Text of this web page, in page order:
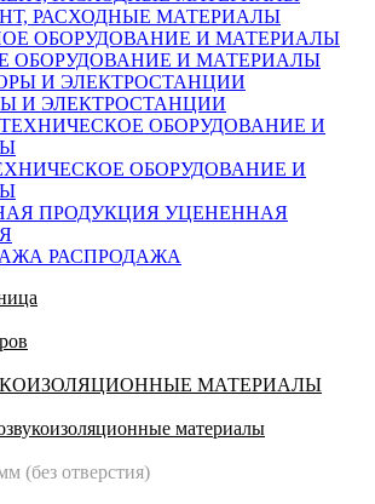
РАСХОДНЫЕ МАТЕРИАЛЫ
ОБОРУДОВАНИЕ И МАТЕРИАЛЫ
И ЭЛЕКТРОСТАНЦИИ
ОБОРУДОВАНИЕ И
УЦЕНЕННАЯ
РАСПРОДАЖА
МАТЕРИАЛЫ
материалы
(без отверстия)